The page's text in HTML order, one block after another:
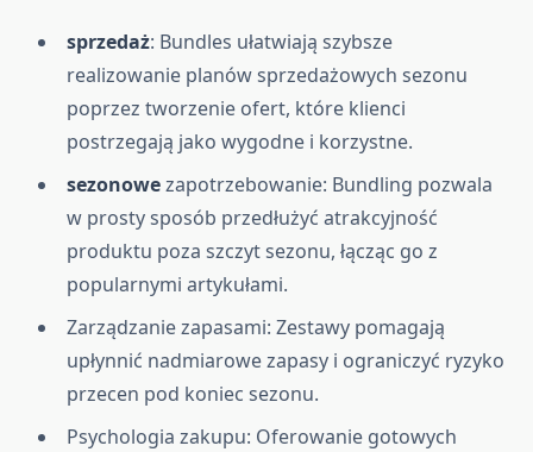
sprzedaż: Bundles ułatwiają szybsze
realizowanie planów sprzedażowych sezonu
poprzez tworzenie ofert, które klienci
postrzegają jako wygodne i korzystne.
sezonowezapotrzebowanie: Bundling pozwala
w prosty sposób przedłużyć atrakcyjność
produktu poza szczyt sezonu, łącząc go z
popularnymi artykułami.
Zarządzanie zapasami: Zestawy pomagają
upłynnić nadmiarowe zapasy i ograniczyć ryzyko
przecen pod koniec sezonu.
Psychologia zakupu: Oferowanie gotowych